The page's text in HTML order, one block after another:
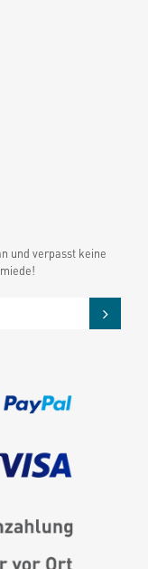
und verpasst keine